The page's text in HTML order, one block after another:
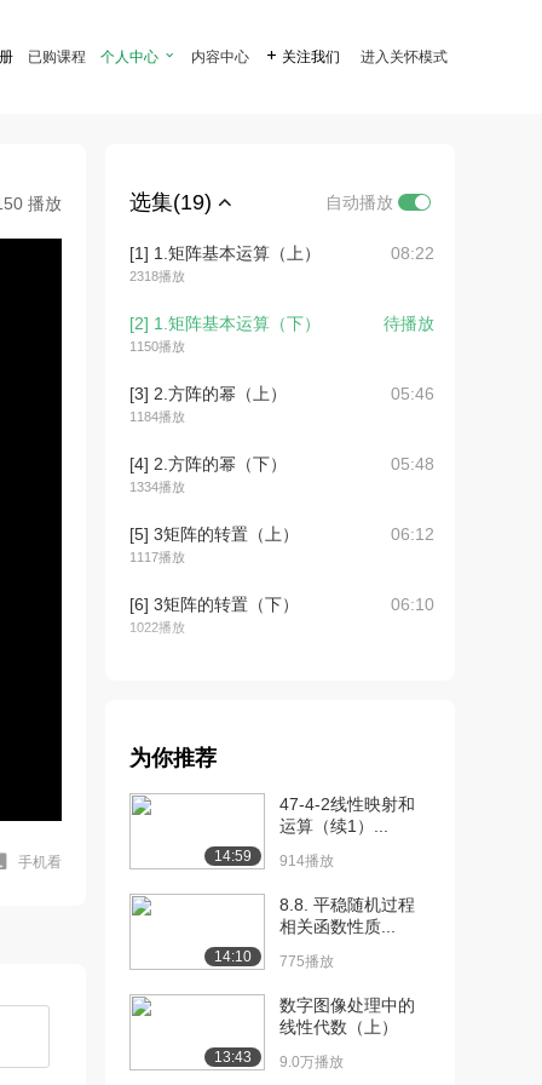
已购课程 个人中心  内容中心  关注我们 进入关怀模式
播放
手机看
选集(19) 自动播放
[1] 1.矩阵基本运算（上）
2318播放
08:22
[2] 1.矩阵基本运算（下）
1150播放
待播放
[3] 2.方阵的幂（上）
1184播放
05:46
[4] 2.方阵的幂（下）
1334播放
05:48
[5] 3矩阵的转置（上）
1117播放
06:12
[6] 3矩阵的转置（下）
1022播放
06:10
[8] 5.伴随矩阵（上）
811播放
[9] 5.伴随矩阵（下） 07:24
数》《线代》系列...
数》《线代》系列...
为你推荐
14:59
47-4-2线性映射和
运算（续1）...
914播放
14:10
8.8. 平稳随机过程
相关函数性质...
775播放
13:43
数字图像处理中的
线性代数（上）
9.0万播放